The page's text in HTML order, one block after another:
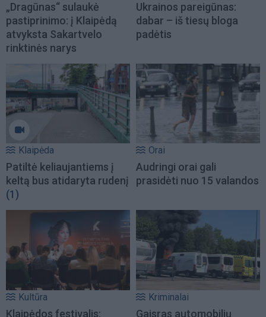
„Dragūnas“ sulaukė
pastiprinimo: į Klaipėdą
atvyksta Sakartvelo
rinktinės narys
Ukrainos pareigūnas:
dabar – iš tiesų bloga
padėtis
Klaipėda
Patiltė keliaujantiems į
keltą bus atidaryta rudenį
(1)
Orai
Audringi orai gali
prasidėti nuo 15 valandos
Kultūra
Klaipėdos festivalis:
Kriminalai
Gaisras automobilių